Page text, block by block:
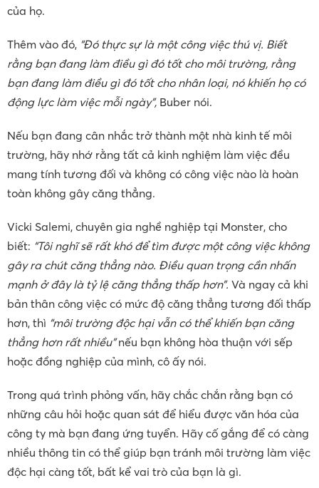
của họ.
Thêm vào đó, “Đó thực sự là một công việc thú vị. Biết
rằng bạn đang làm điều gì đó tốt cho môi trường, rằng
bạn đang làm điều gì đó tốt cho nhân loại, nó khiến họ có
động lực làm việc mỗi ngày”, Buber nói.
Nếu bạn đang cân nhắc trở thành một nhà kinh tế môi
trường, hãy nhớ rằng tất cả kinh nghiệm làm việc đều
mang tính tương đối và không có công việc nào là hoàn
toàn không gây căng thẳng.
Vicki Salemi, chuyên gia nghề nghiệp tại Monster, cho
biết: “Tôi nghĩ sẽ rất khó để tìm được một công việc không
gây ra chút căng thẳng nào. Điều quan trọng cần nhấn
mạnh ở đây là tỷ lệ căng thẳng thấp hơn”. Và ngay cả khi
bản thân công việc có mức độ căng thẳng tương đối thấp
hơn, thì “môi trường độc hại vẫn có thể khiến bạn căng
thẳng hơn rất nhiều”nếu bạn không hòa thuận với sếp
hoặc đồng nghiệp của mình, cô ấy nói.
Trong quá trình phỏng vấn, hãy chắc chắn rằng bạn có
những câu hỏi hoặc quan sát để hiểu được văn hóa của
công ty mà bạn đang ứng tuyển. Hãy cố gắng để có càng
nhiều thông tin có thể giúp bạn tránh môi trường làm việc
độc hại càng tốt, bất kể vai trò của bạn là gì.